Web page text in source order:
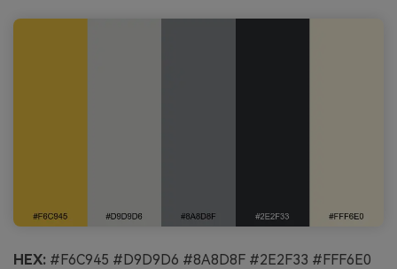
HEX: #F6C945 #D9D9D6 #8A8D8F #2E2F33 #FFF6E0